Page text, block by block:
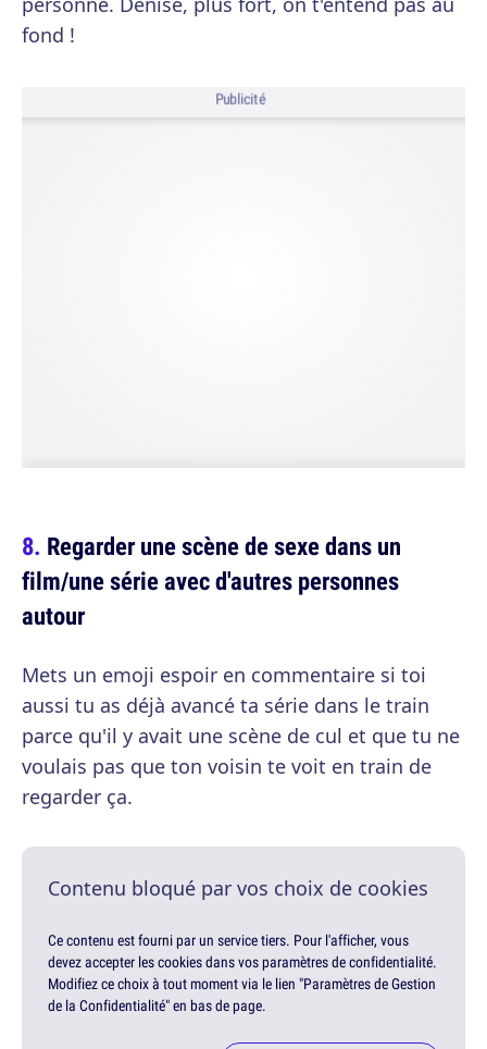
fond !
Publicité
Regarder une scène de sexe dans un
film/une série avec d'autres personnes
autour
Mets un emoji espoir en commentaire si toi
aussi tu as déjà avancé ta série dans le train
parce qu'il y avait une scène de cul et que tu ne
voulais pas que ton voisin te voit en train de
regarder ça.
Contenu bloqué par vos choix de cookies
Ce contenu est fourni par un service tiers. Pour l'afficher, vous
devez accepter les cookies dans vos paramètres de confidentialité.
Modifiez ce choix à tout moment via le lien "Paramètres de Gestion
de la Confidentialité" en bas de page.